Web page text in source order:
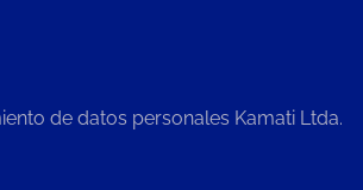
de datos personales Kamati Ltda.